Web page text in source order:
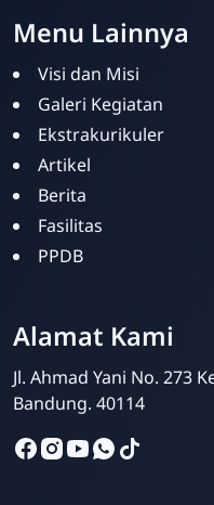
Menu Lainnya
Visi dan Misi
Galeri Kegiatan
Ekstrakurikuler
Artikel
Berita
Fasilitas
PPDB
Alamat Kami
Jl. Ahmad Yani No. 273
Bandung. 40114